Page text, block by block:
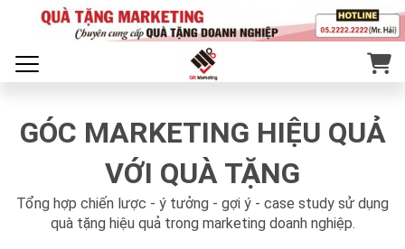
GÓC MARKETING HIỆU QUẢ
VỚI QUÀ TẶNG
Tổng hợp chiến lược - ý tưởng - gợi ý - case study sử dụng
quà tặng hiệu quả trong marketing doanh nghiệp.